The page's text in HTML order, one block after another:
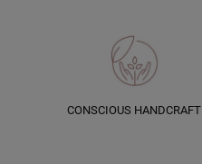
CONSCIOUS HANDCRAFT